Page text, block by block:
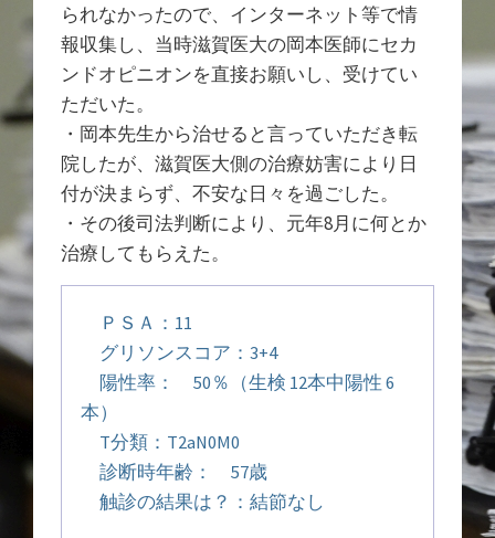
られなかったので、インターネット等で情
報収集し、当時滋賀医大の岡本医師にセカ
ンドオピニオンを直接お願いし、受けてい
ただいた。
・岡本先生から治せると言っていただき転
院したが、滋賀医大側の治療妨害により日
付が決まらず、不安な日々を過ごした。
・その後司法判断により、元年8月に何とか
治療してもらえた。
ＰＳＡ：11
グリソンスコア：3+4
陽性率： 50％（生検 12本中陽性 6
本）
T分類：T2aN0M0
診断時年齢： 57歳
触診の結果は？：結節なし